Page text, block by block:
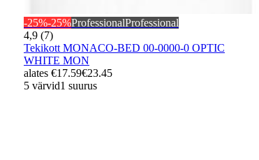
-25%-25%ProfessionalProfessional
4,9 (7)
Tekikott MONACO-BED 00-0000-0 OPTIC
WHITE MON
alates €17.59€23.45
5 värvid1 suurus